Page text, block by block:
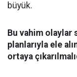
büyük.
Bu vahim olaylar
planlarıyla ele
ortaya